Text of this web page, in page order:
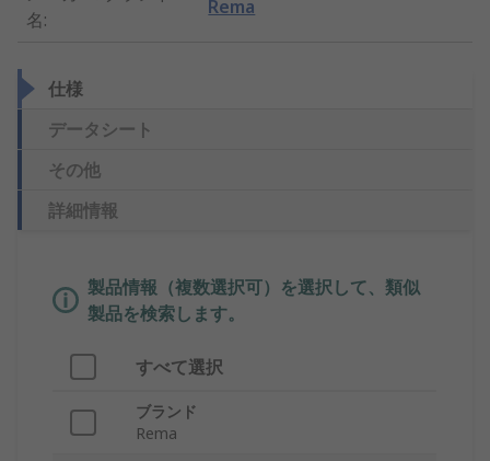
名:
Rema
仕様
データシート
その他
詳細情報
製品情報（複数選択可）を選択して、類似
製品を検索します。
すべて選択
ブランド
Rema